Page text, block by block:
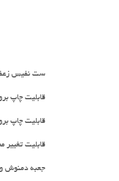
ست نفیس
قابلیت چاپ
قابلیت چاپ
قابلیت تغییر
جعبه دمنوش